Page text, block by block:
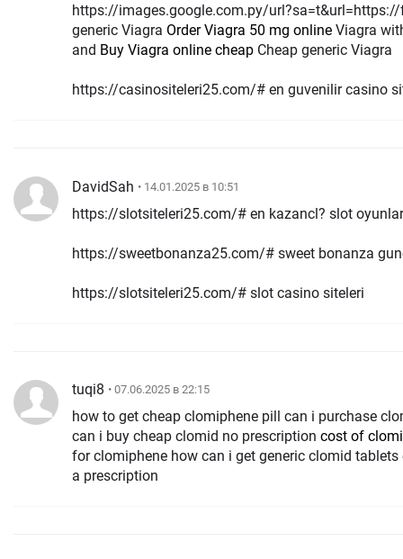
https://images.google.com.py/
generic Viagra Order Viagra 50 mg online Viagra
and Buy Viagra online cheap Cheap generic Viagra
https://casinositeleri25.com/# en guvenilir casino
DavidSah • 14.01.2025 в 10:51
https://slotsiteleri25.com/# en kazancl? slot
https://sweetbonanza25.com/# sweet bonanza
https://slotsiteleri25.com/# slot casino siteleri
tuqi8 • 07.06.2025 в 22:15
how to get cheap clomiphene pill can i purchase
can i buy cheap clomid no prescription cost of
for clomiphene how can i get generic clomid
a prescription